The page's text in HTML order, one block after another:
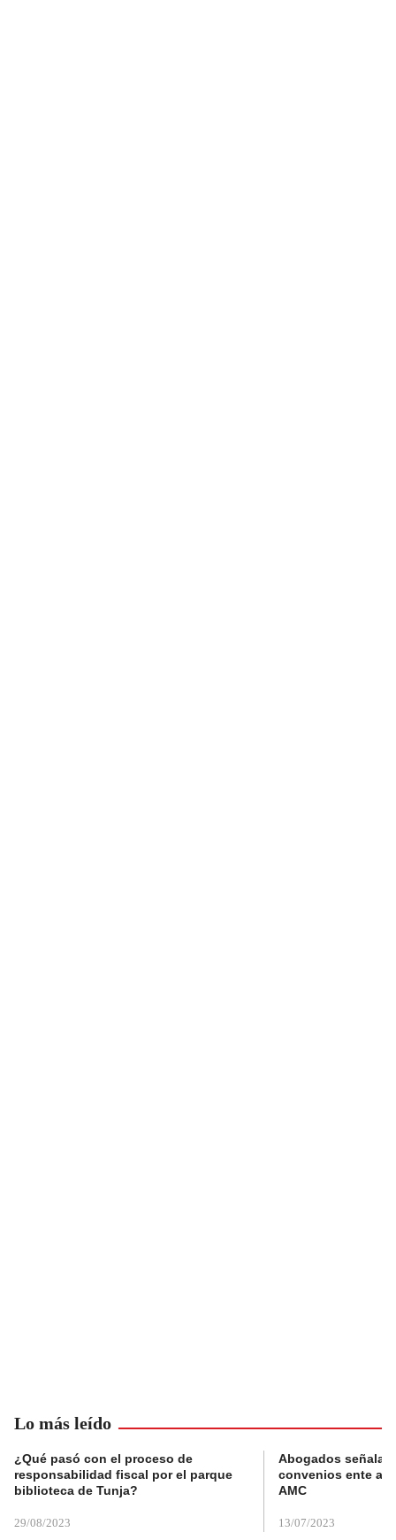
Lo más leído
¿Qué pasó con el proceso de
responsabilidad fiscal por el parque
biblioteca de Tunja?
29/08/2023
Abogados
convenios ente
AMC
13/07/2023